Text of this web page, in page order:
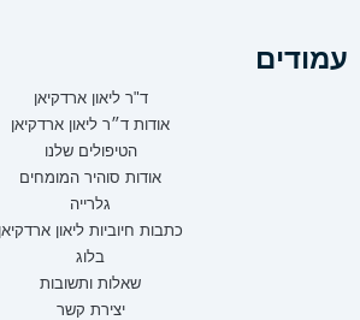
עמודים
ד"ר ליאון ארדקיאן
אודות ד״ר ליאון ארדקיאן
הטיפולים שלנו
אודות סוהיר המומחים
גלרייה
כתבות חיוביות ליאון ארדקיאן
בלוג
שאלות ותשובות
יצירת קשר